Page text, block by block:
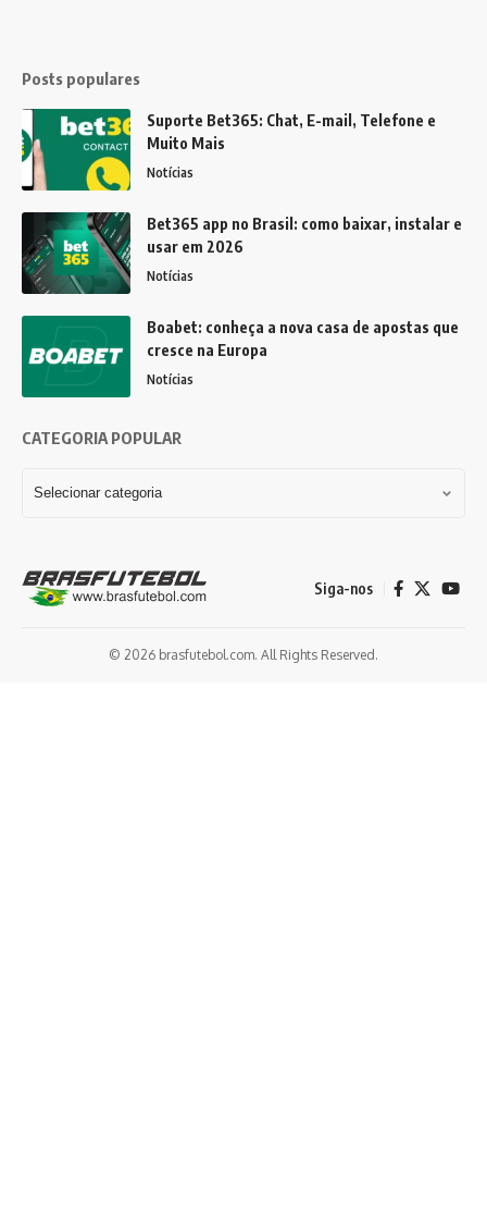
Posts populares
Suporte Bet365: Chat, E-mail, Telefone e
Muito Mais
Notícias
Bet365 app no Brasil: como baixar, instalar e
usar em 2026
Notícias
Boabet: conheça a nova casa de apostas que
cresce na Europa
Notícias
CATEGORIA POPULAR
Siga-nos
© 2026 brasfutebol.com. All Rights Reserved.